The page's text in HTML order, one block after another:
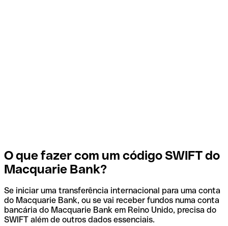
O que fazer com um código SWIFT do
Macquarie Bank?
Se iniciar uma transferência internacional para uma conta
do Macquarie Bank, ou se vai receber fundos numa conta
bancária do Macquarie Bank em Reino Unido, precisa do
SWIFT além de outros dados essenciais.